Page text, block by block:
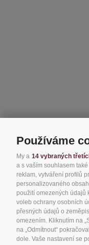
Používáme
My a 14 vybraných
a s vaším souhlasem
reklam, vytváření profilů
personalizovaného
použití omezených údajů
voleb ochrany osobních
přesných údajů o
omezením. Kliknutím na
na „Odmítnout“
dole. Vaše nastavení se